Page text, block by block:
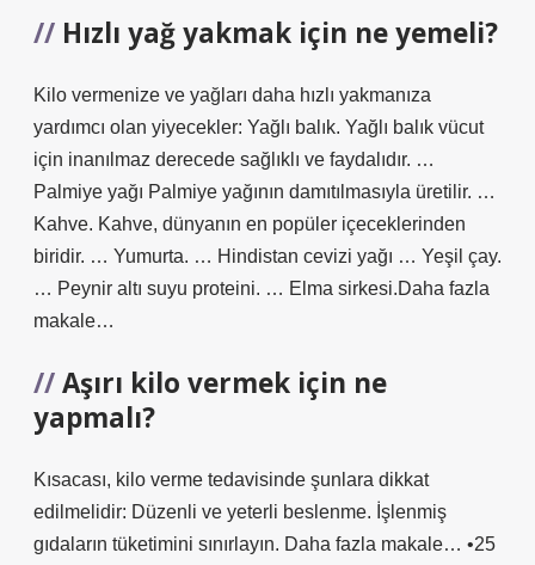
Hızlı yağ yakmak için ne yemeli?
Kilo vermenize ve yağları daha hızlı yakmanıza
yardımcı olan yiyecekler: Yağlı balık. Yağlı balık vücut
için inanılmaz derecede sağlıklı ve faydalıdır. …
Palmiye yağı Palmiye yağının damıtılmasıyla üretilir. …
Kahve. Kahve, dünyanın en popüler içeceklerinden
biridir. … Yumurta. … Hindistan cevizi yağı … Yeşil çay.
… Peynir altı suyu proteini. … Elma sirkesi.Daha fazla
makale…
Aşırı kilo vermek için ne
yapmalı?
Kısacası, kilo verme tedavisinde şunlara dikkat
edilmelidir: Düzenli ve yeterli beslenme. İşlenmiş
gıdaların tüketimini sınırlayın. Daha fazla makale… •25